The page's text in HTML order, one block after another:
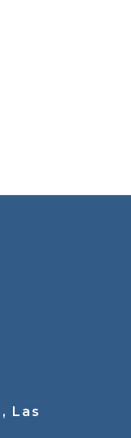
Las